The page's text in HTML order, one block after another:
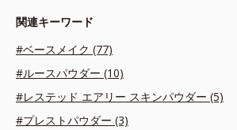
関連キーワード
#ベースメイク (77)
#ルースパウダー (10)
#レステッド エアリー スキンパウダー (5)
#プレストパウダー (3)